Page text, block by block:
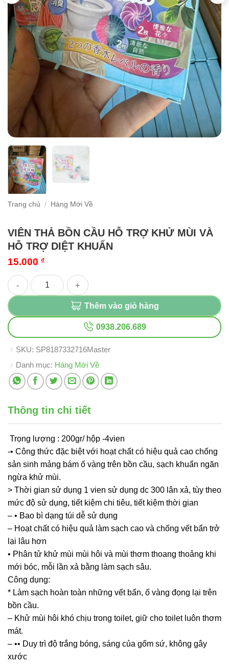
Trang chủ / Hàng Mới Về
VIÊN THẢ BỒN CẦU HỖ TRỢ KHỬ MÙI VÀ
HỖ TRỢ DIỆT KHUẤN
15.000 ₫
VIÊN THẢ BỒN CẦU HỖ TRỢ KHỬ MÙI VÀ HỖ TRỢ DIỆT
Thêm vào giỏ hàng
0938.206.689
SKU: SP8187332716Master
Danh mục: Hàng Mới Về
Thông tin chi tiết
Trọng lượng : 200gr/ hộp -4vien
-• Công thức đặc biệt với hoạt chất có hiệu quả cao chống
sản sinh mảng bám ố vàng trên bồn cầu, sạch khuẩn ngăn
ngừa khử mùi.
> Thời gian sử dụng 1 vien sử dụng dc 300 lân xả, tùy theo
mức độ sử dụng, tiết kiệm chi tiêu, tiết kiệm thời gian
– • Bao bì dạng túi dễ sử dụng
– Hoạt chất có hiệu quả làm sạch cao và chống vết bẩn trở
lại lâu hơn
• Phân tử khử mùi mùi hôi và mùi thơm thoang thoảng khi
mới bóc, mỗi lần xả bằng làm sạch sâu.
Công dụng:
* Làm sạch hoàn toàn những vết bẩn, ố vàng đọng lại trên
bồn cầu.
– Khử mùi hôi khó chịu trong toilet, giữ cho toilet luôn thơm
mát.
– •• Duy trì độ trắng bóng, sáng của gốm sứ, không gây
xước